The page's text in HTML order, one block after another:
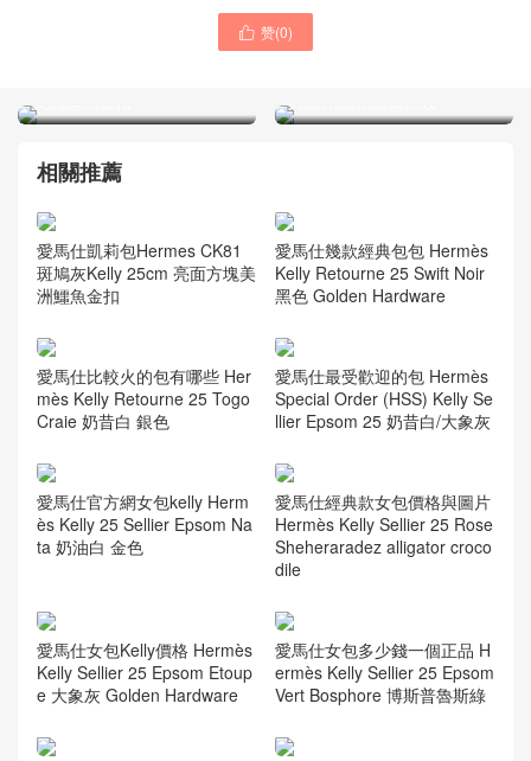
 赞(0)
愛馬仕凱莉包Hermes CK81
愛馬仕凯莉手拿包Hermes
相關推薦
愛馬仕凱莉包Hermes CK81
斑鳩灰Kelly 25cm 亮面方塊美
洲鱷魚金扣
愛馬仕幾款經典包包 Hermès
Kelly Retourne 25 Swift Noir
黑色 Golden Hardware
愛馬仕比較火的包有哪些 Her
mès Kelly Retourne 25 Togo
Craie 奶昔白 銀色
愛馬仕最受歡迎的包 Hermès
Special Order (HSS) Kelly Se
llier Epsom 25 奶昔白/大象灰
愛馬仕官方網女包kelly Herm
ès Kelly 25 Sellier Epsom Na
ta 奶油白 金色
愛馬仕經典款女包價格與圖片
Hermès Kelly Sellier 25 Rose
Sheheraradez alligator croco
dile
愛馬仕女包Kelly價格 Hermès
Kelly Sellier 25 Epsom Etoup
e 大象灰 Golden Hardware
愛馬仕女包多少錢一個正品 H
ermès Kelly Sellier 25 Epsom
Vert Bosphore 博斯普魯斯綠